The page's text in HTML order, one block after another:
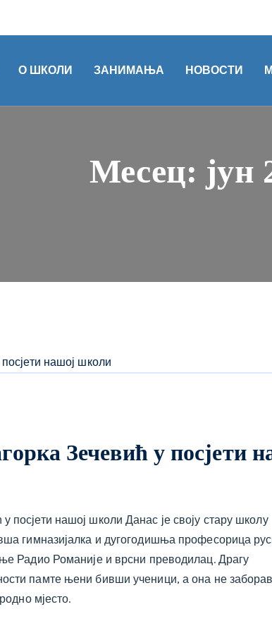
О ШКОЛИ ЗАНИМАЊА НОВОСТИ
Месец: јун
Зечевић у посјети
посјети нашој школи Данас је своју стару школу
гимназијалка и дугогодишња професорица
Радио Романије и врсни преводилац. Драгу
памте њени бивши ученици, а она не
мјесто.